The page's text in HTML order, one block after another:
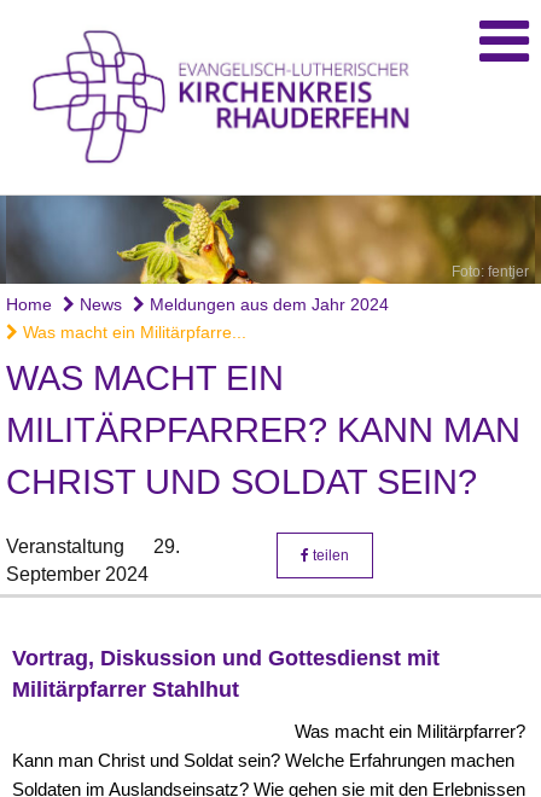
Foto: fentjer
Home News
Meldungen aus dem Jahr 2024
Was macht ein Militärpfarre...
WAS MACHT EIN
MILITÄRPFARRER? KANN MAN
CHRIST UND SOLDAT SEIN?
Veranstaltung
29.
September 2024
teilen
Vortrag, Diskussion und Gottesdienst mit
Militärpfarrer Stahlhut
Was macht ein Militärpfarrer?
Kann man Christ und Soldat sein? Welche Erfahrungen machen
Soldaten im Auslandseinsatz? Wie gehen sie mit den Erlebnissen